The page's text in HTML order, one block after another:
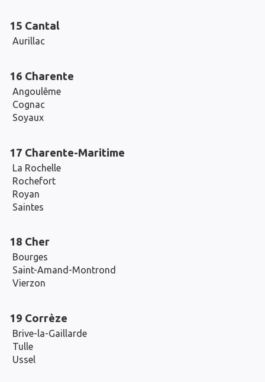
15 Cantal
Aurillac
16 Charente
Angoulême
Cognac
Soyaux
17 Charente-Maritime
La Rochelle
Rochefort
Royan
Saintes
18 Cher
Bourges
Saint-Amand-Montrond
Vierzon
19 Corrèze
Brive-la-Gaillarde
Tulle
Ussel